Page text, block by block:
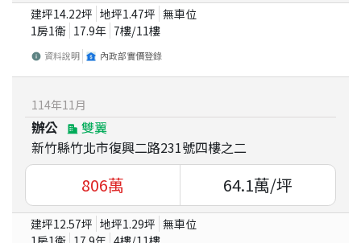
建坪14.22坪 地坪1.47坪 無車位
1房1衛 17.9年 7樓/11樓
資料說明 內政部實價登錄
114年11 月
辦公
雙翼
新竹縣竹北市復興二路231號四樓之二
806萬 64.1萬/坪
建坪12.57坪 地坪1.29坪 無車位